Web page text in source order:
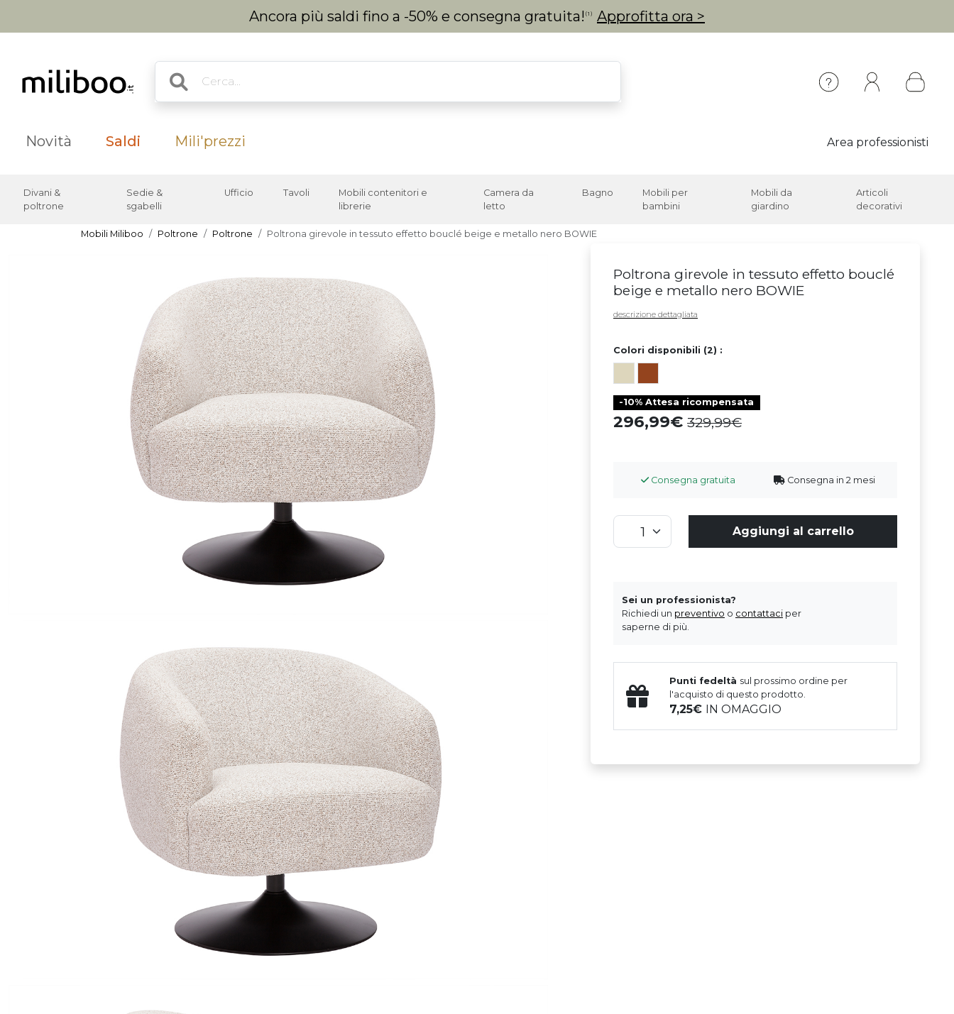
Ancora più saldi fino a -50% e consegna gratuita! (1) Approfitta ora >
Novità Saldi Mili'prezzi Area professionisti
Divani &
poltrone
Sedie &
sgabelli
Ufficio Tavoli
Mobili contenitori e
librerie
Camera da
letto
Bagno
Mobili per
bambini
Mobili da
giardino
Articoli
decorativi
Mobili Miliboo Poltrone Poltrone Poltrona girevole in tessuto effetto bouclé beige e metallo nero BOWIE
Poltrona girevole in tessuto effetto bouclé
beige e metallo nero BOWIE
descrizione dettagliata
Colori disponibili (2) :
-10% Attesa ricompensata
296,99 329,99
Consegna gratuita Consegna in 2 mesi
Aggiungi al carrello
Sei un professionista?
Richiedi un preventivo o contattaci per
saperne di più.
Punti fedeltà sul prossimo ordine per
l'acquisto di questo prodotto.
7,25 IN OMAGGIO